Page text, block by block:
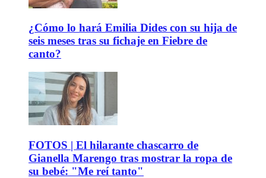
¿Cómo lo hará Emilia Dides con su hija de
seis meses tras su fichaje en Fiebre de
canto?
FOTOS | El hilarante chascarro de
Gianella Marengo tras mostrar la ropa de
su bebé: "Me reí tanto"